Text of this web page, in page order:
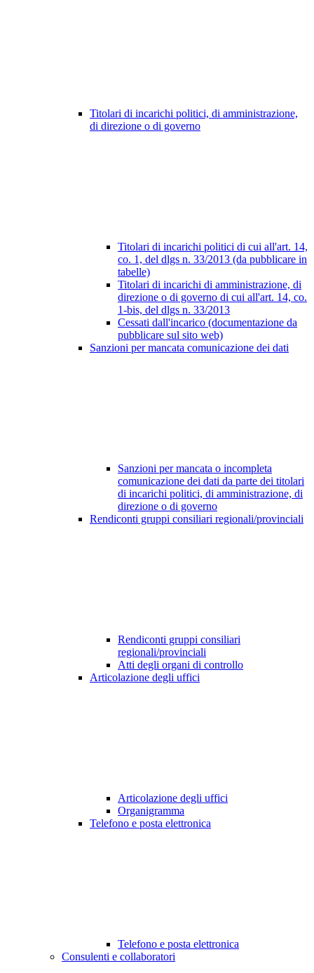
Titolari di incarichi politici, di amministrazione,
di direzione o di governo
Titolari di incarichi politici di cui all'art. 14,
co. 1, del dlgs n. 33/2013 (da pubblicare in
tabelle)
Titolari di incarichi di amministrazione, di
direzione o di governo di cui all'art. 14, co.
1-bis, del dlgs n. 33/2013
Cessati dall'incarico (documentazione da
pubblicare sul sito web)
Sanzioni per mancata comunicazione dei dati
Sanzioni per mancata o incompleta
comunicazione dei dati da parte dei titolari
di incarichi politici, di amministrazione, di
direzione o di governo
Rendiconti gruppi consiliari regionali/provinciali
Rendiconti gruppi consiliari
regionali/provinciali
Atti degli organi di controllo
Articolazione degli uffici
Articolazione degli uffici
Organigramma
Telefono e posta elettronica
Telefono e posta elettronica
Consulenti e collaboratori